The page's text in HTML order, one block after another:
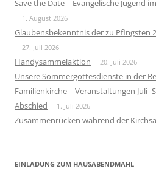
Save the Date – Evangelische Jugend
1. August 2026
Glaubensbekenntnis der zu Pfingsten
27. Juli 2026
Handysammelaktion 20. Juli 2026
Unsere Sommergottesdienste in der
Familienkirche – Veranstaltungen Juli-
Abschied 1. Juli 2026
Zusammenrücken während der
EINLADUNG ZUM HAUSABENDMAHL